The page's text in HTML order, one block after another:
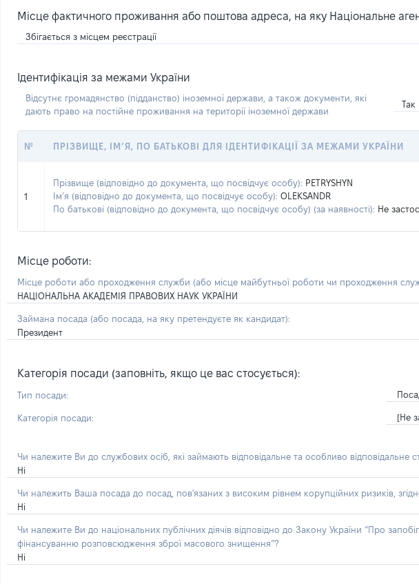
Місце фактичного проживання або поштова адреса, на яку Національне
Збігається з місцем реєстрації
Ідентифікація за межами України
Відсутнє громадянство (підданство) іноземної держави, а також документи, які
дають право на постійне проживання на території іноземної держави
Так
№ ПРІЗВИЩЕ, ІМ’Я, ПО БАТЬКОВІ ДЛЯ ІДЕНТИФІКАЦІЇ ЗА МЕЖАМИ УКРАЇНИ
1
Прізвище (відповідно до документа, що посвідчує особу): PETRYSHYN
Ім’я (відповідно до документа, що посвідчує особу): OLEKSANDR
По батькові (відповідно до документа, що посвідчує особу) (за наявності): Не
Місце роботи:
Місце роботи або проходження служби (або місце майбутньої роботи чи проходження
НАЦІОНАЛЬНА АКАДЕМІЯ ПРАВОВИХ НАУК УКРАЇНИ
Займана посада (або посада, на яку претендуєте як кандидат):
Президент
Категорія посади (заповніть, якщо це вас стосується):
Тип посади:
Категорія посади: [Не
Чи належите Ви до службових осіб, які займають відповідальне та особливо відповідальне
Ні
Чи належить Ваша посада до посад, пов'язаних з високим рівнем корупційних ризиків,
Ні
Чи належите Ви до національних публічних діячів відповідно до Закону України “Про
фінансуванню розповсюдження зброї масового знищення”?
Ні